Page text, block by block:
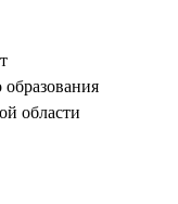
области